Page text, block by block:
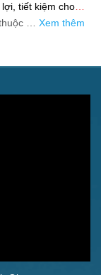
tiết kiệm cho
… Xem thêm